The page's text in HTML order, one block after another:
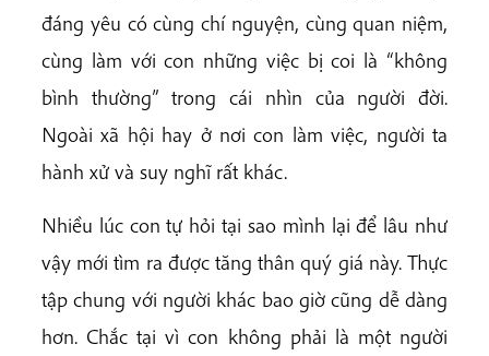
đáng yêu có cùng chí nguyện, cùng quan niệm,
cùng làm với con những việc bị coi là “không
bình thường” trong cái nhìn của người đời.
Ngoài xã hội hay ở nơi con làm việc, người ta
hành xử và suy nghĩ rất khác.
Nhiều lúc con tự hỏi tại sao mình lại để lâu như
vậy mới tìm ra được tăng thân quý giá này. Thực
tập chung với người khác bao giờ cũng dễ dàng
hơn. Chắc tại vì con không phải là một người